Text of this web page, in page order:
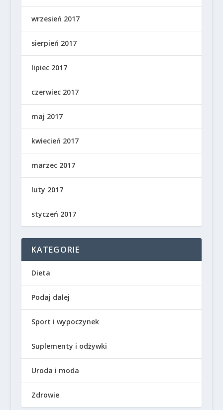
wrzesień 2017
sierpień 2017
lipiec 2017
czerwiec 2017
maj 2017
kwiecień 2017
marzec 2017
luty 2017
styczeń 2017
KATEGORIE
Dieta
Podaj dalej
Sport i wypoczynek
Suplementy i odżywki
Uroda i moda
Zdrowie